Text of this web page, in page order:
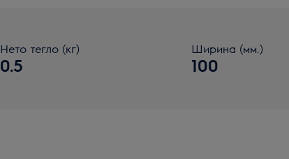
Нето тегло (кг)
0.5
Ширина (мм.)
100